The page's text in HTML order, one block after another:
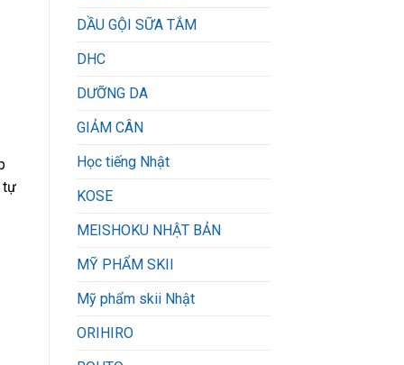
tự
DẦU GỘI SỮA TẮM
DHC
DƯỠNG DA
GIẢM CÂN
Học tiếng Nhật
KOSE
MEISHOKU NHẬT BẢN
MỸ PHẨM SKII
Mỹ phẩm skii Nhật
ORIHIRO